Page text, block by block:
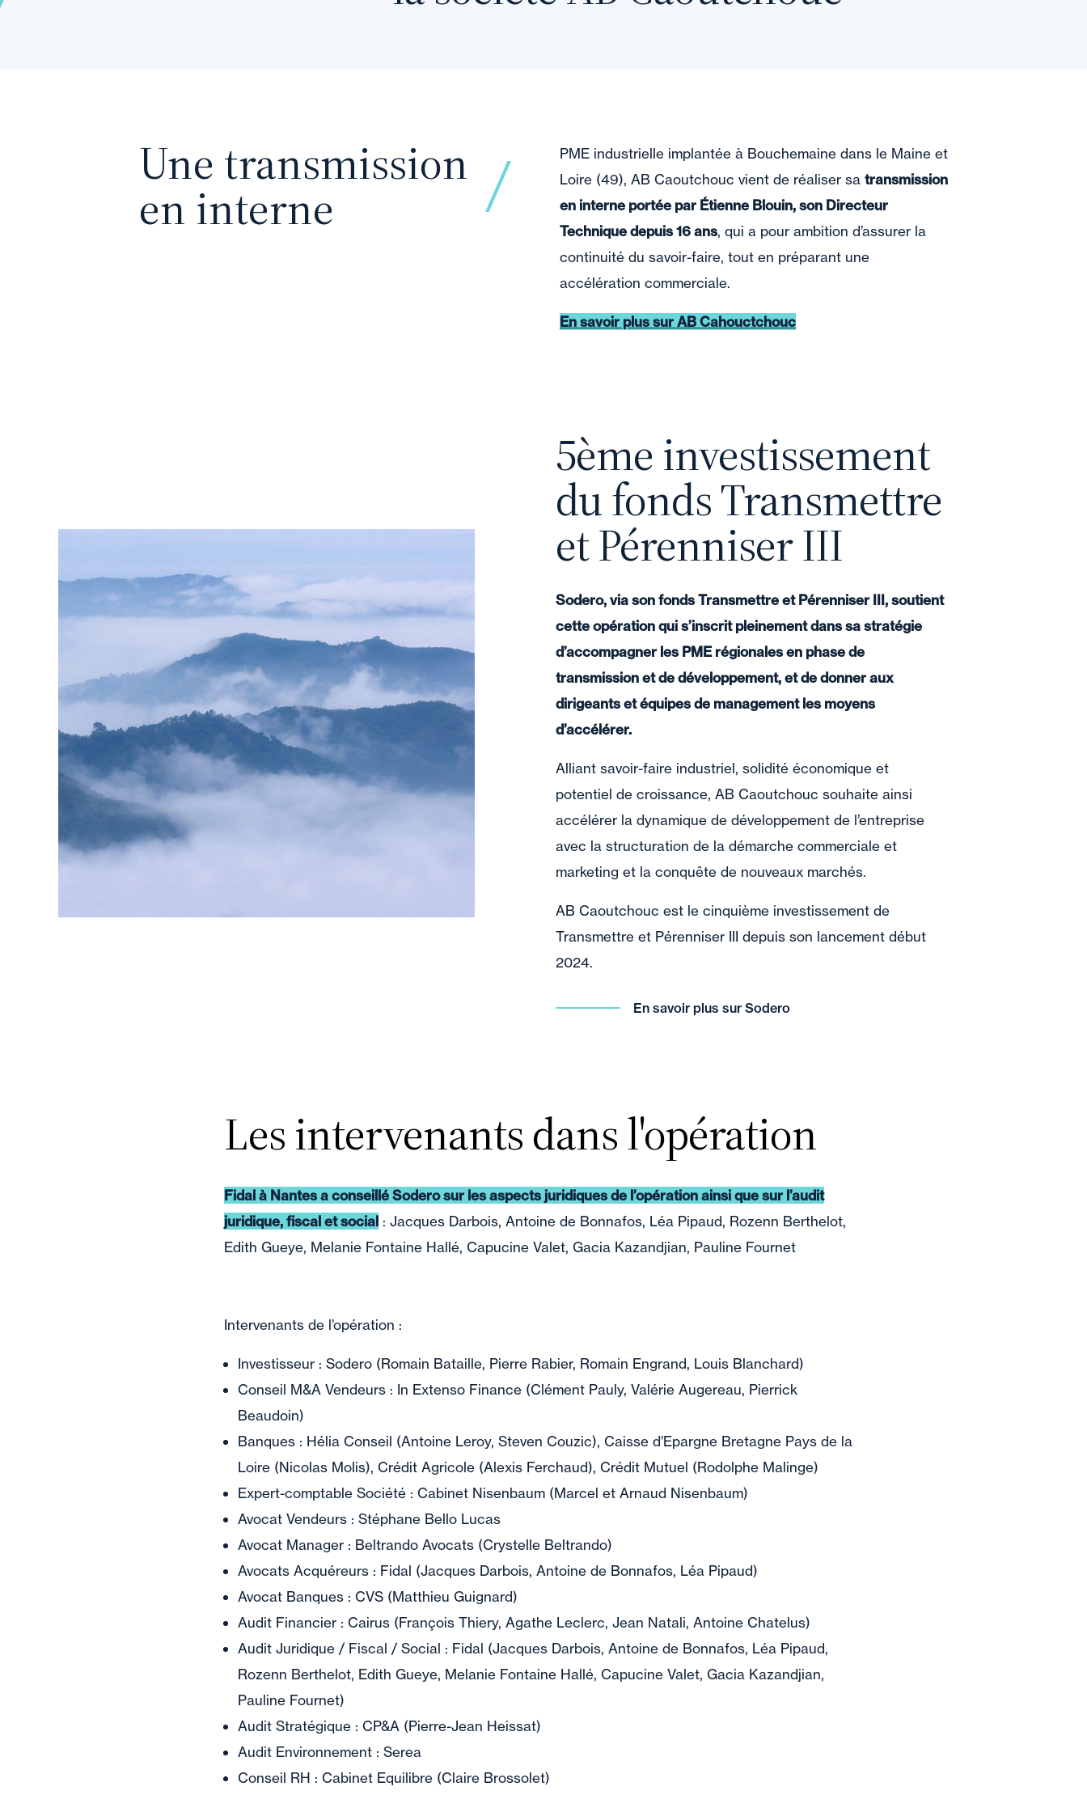
Une transmission
en interne
PME industrielle implantée à Bouchemaine dans le Maine et
Loire (49), AB Caoutchouc vient de réaliser sa transmission
en interne portée par Étienne Blouin, son Directeur
Technique depuis 16 ans, qui a pour ambition d’assurer la
continuité du savoir-faire, tout en préparant une
accélération commerciale.
En savoir plus surAB Cahouctchouc
5ème investissement
du fonds Transmettre
et Pérenniser III
Sodero, via son fonds Transmettre et Pérenniser III, soutient
cette opération qui s’inscrit pleinement dans sa stratégie
d’accompagner les PME régionales en phase de
transmission et de développement, et de donner aux
dirigeants et équipes de management les moyens
d’accélérer.
Alliant savoir-faire industriel, solidité économique et
potentiel de croissance, AB Caoutchouc souhaite ainsi
accélérer la dynamique de développement de l’entreprise
avec la structuration de la démarche commerciale et
marketing et la conquête de nouveaux marchés.
AB Caoutchouc est le cinquième investissement de
Transmettre et Pérenniser III depuis son lancement début
2024.
En savoir plus sur Sodero
Les intervenants dans l'opération
Fidal à Nantes a conseillé Sodero sur les aspects juridiques de l’opération ainsi que sur l’audit
juridique, fiscal et social : Jacques Darbois, Antoine de Bonnafos, Léa Pipaud, Rozenn Berthelot,
Edith Gueye, Melanie Fontaine Hallé, Capucine Valet, Gacia Kazandjian, Pauline Fournet
Intervenants de l’opération :
Investisseur : Sodero (Romain Bataille, Pierre Rabier, Romain Engrand, Louis Blanchard)
Conseil M&A Vendeurs : In Extenso Finance (Clément Pauly, Valérie Augereau, Pierrick
Beaudoin)
Banques : Hélia Conseil (Antoine Leroy, Steven Couzic), Caisse d’Epargne Bretagne Pays de la
Loire (Nicolas Molis), Crédit Agricole (Alexis Ferchaud), Crédit Mutuel (Rodolphe Malinge)
Expert-comptable Société : Cabinet Nisenbaum (Marcel et Arnaud Nisenbaum)
Avocat Vendeurs : Stéphane Bello Lucas
Avocat Manager : Beltrando Avocats (Crystelle Beltrando)
Avocats Acquéreurs : Fidal (Jacques Darbois, Antoine de Bonnafos, Léa Pipaud)
Avocat Banques : CVS (Matthieu Guignard)
Audit Financier : Cairus (François Thiery, Agathe Leclerc, Jean Natali, Antoine Chatelus)
Audit Juridique / Fiscal / Social : Fidal (Jacques Darbois, Antoine de Bonnafos, Léa Pipaud,
Rozenn Berthelot, Edith Gueye, Melanie Fontaine Hallé, Capucine Valet, Gacia Kazandjian,
Pauline Fournet)
Audit Stratégique : CP&A (Pierre-Jean Heissat)
Audit Environnement : Serea
Conseil RH : Cabinet Equilibre (Claire Brossolet)